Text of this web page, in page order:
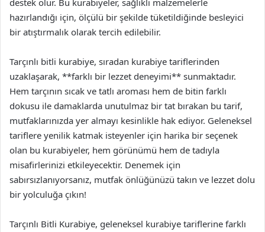
destek olur. Bu kurabiyeler, sağlıklı malzemelerle
hazırlandığı için, ölçülü bir şekilde tüketildiğinde besleyici
bir atıştırmalık olarak tercih edilebilir.
Tarçınlı bitli kurabiye, sıradan kurabiye tariflerinden
uzaklaşarak, **farklı bir lezzet deneyimi** sunmaktadır.
Hem tarçının sıcak ve tatlı aroması hem de bitin farklı
dokusu ile damaklarda unutulmaz bir tat bırakan bu tarif,
mutfaklarınızda yer almayı kesinlikle hak ediyor. Geleneksel
tariflere yenilik katmak isteyenler için harika bir seçenek
olan bu kurabiyeler, hem görünümü hem de tadıyla
misafirlerinizi etkileyecektir. Denemek için
sabırsızlanıyorsanız, mutfak önlüğünüzü takın ve lezzet dolu
bir yolculuğa çıkın!
Tarçınlı Bitli Kurabiye, geleneksel kurabiye tariflerine farklı